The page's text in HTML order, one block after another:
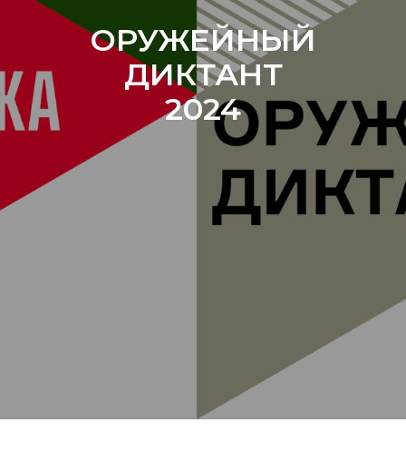
ОРУЖЕЙНЫЙ
ДИКТАНТ
2024